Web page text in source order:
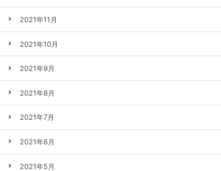
2021年11月
2021年10月
2021年9月
2021年8月
2021年7月
2021年6月
2021年5月